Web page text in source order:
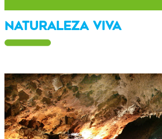
NATURALEZA VIVA